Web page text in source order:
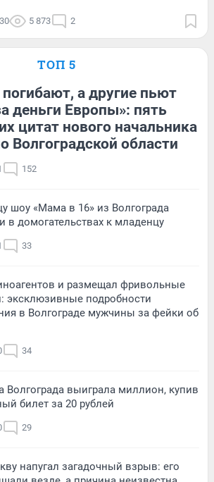
5 873 2
ТОП 5
а другие пьют
деньги Европы»: пять
цитат нового начальника
Волгоградской области
152
шоу «Мама в 16» из Волгограда
в домогательствах к младенцу
33
и размещал фривольные
эксклюзивные подробности
в Волгограде мужчины за фейки об
34
Волгограда выиграла миллион, купив
билет за 20 рублей
29
напугал загадочный взрыв: его